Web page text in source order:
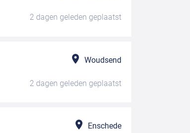
2 dagen geleden geplaatst
Woudsend
2 dagen geleden geplaatst
Enschede